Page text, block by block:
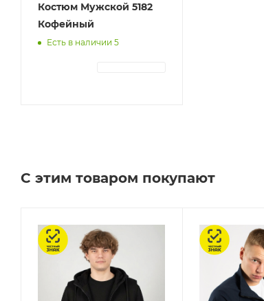
Костюм Мужской 5182
Кофейный
Есть в наличии 5
С этим товаром покупают
Честный знак Честный знак